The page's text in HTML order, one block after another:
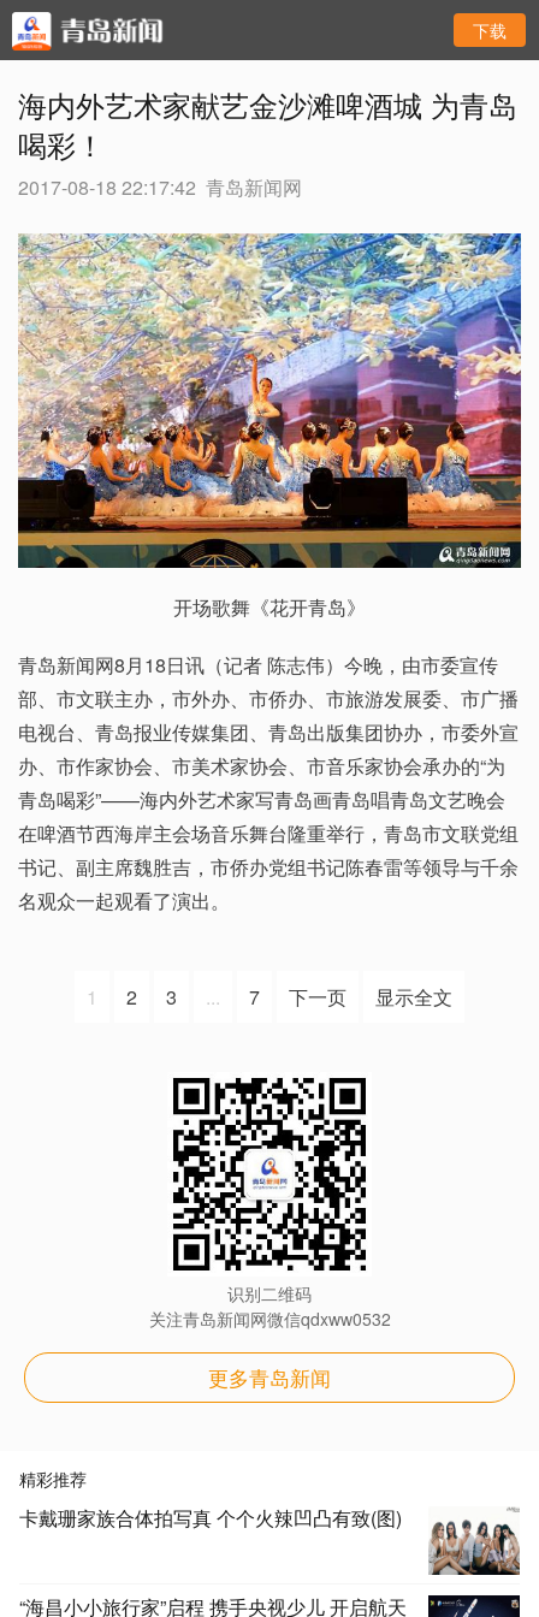
下载
海内外艺术家献艺金沙滩啤酒城 为青岛
喝彩！
2017-08-18 22:17:42 青岛新闻网
开场歌舞《花开青岛》
青岛新闻网8月18日讯（记者 陈志伟）今晚，由市委宣传
部、市文联主办，市外办、市侨办、市旅游发展委、市广播
电视台、青岛报业传媒集团、青岛出版集团协办，市委外宣
办、市作家协会、市美术家协会、市音乐家协会承办的“为
青岛喝彩”——海内外艺术家写青岛画青岛唱青岛文艺晚会
在啤酒节西海岸主会场音乐舞台隆重举行，青岛市文联党组
书记、副主席魏胜吉，市侨办党组书记陈春雷等领导与千余
名观众一起观看了演出。
1 2 3 ... 7 下一页 显示全文
识别二维码
关注青岛新闻网微信qdxww0532
更多青岛新闻
精彩推荐
卡戴珊家族合体拍写真 个个火辣凹凸有致(图)
“海昌小小旅行家”启程 携手央视少儿 开启航天